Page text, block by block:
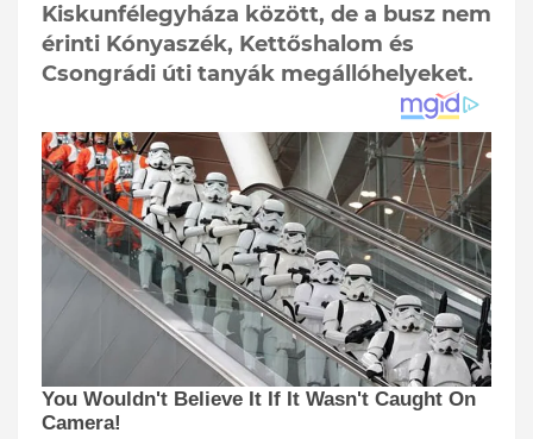
Kiskunfélegyháza között, de a busz nem
érinti Kónyaszék, Kettőshalom és
Csongrádi úti tanyák megállóhelyeket.